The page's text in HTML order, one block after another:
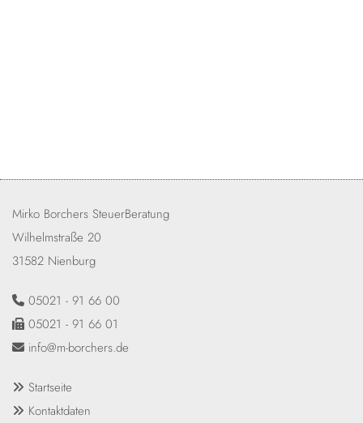
Mirko Borchers SteuerBeratung
Wilhelmstraße 20
31582 Nienburg
 05021 - 91 66 00
 05021 - 91 66 01
 info@m-borchers.de
 Startseite
 Kontaktdaten